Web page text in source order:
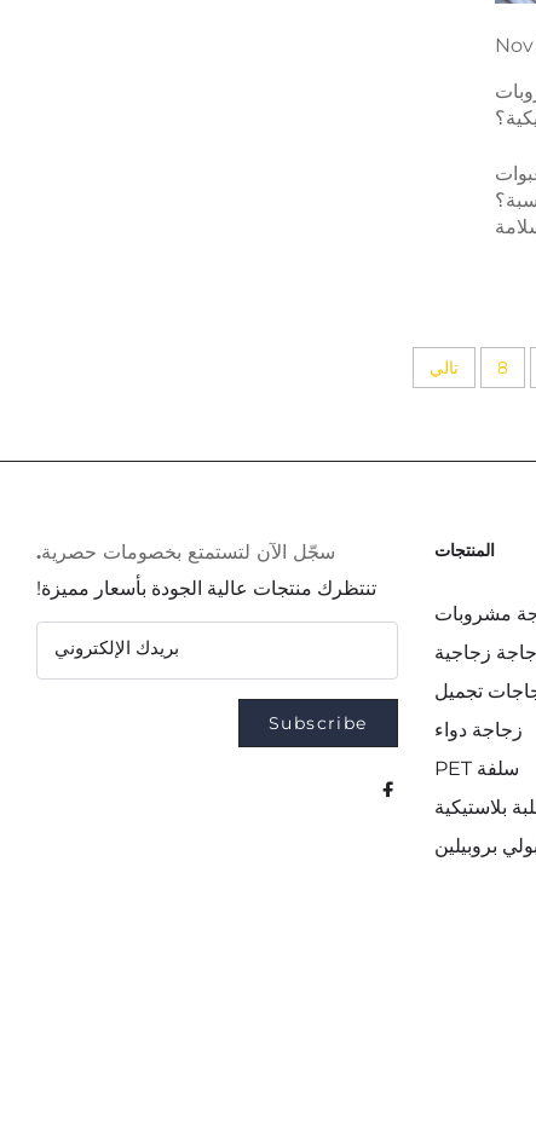
Nov
8 تالي
المنتجات
مشروبات
زجاجية
تجميل
زجاجة دواء
سلفة PET
بلاستيكية
بروبيلين
سجّل الآن لتستمتع بخصومات حصرية.
تنتظرك منتجات عالية الجودة بأسعار مميزة!
بريدك الإلكتروني
Subscribe